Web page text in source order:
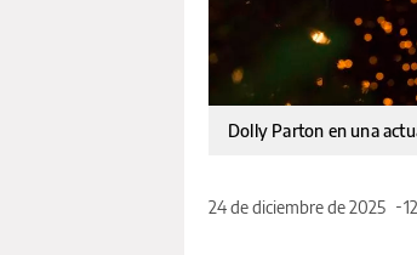
Dolly Parton en una
24 de diciembre de 2025